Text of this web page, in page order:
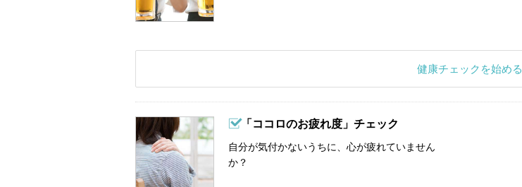
健康チェックを始める
「ココロのお疲れ度」チェック
自分が気付かないうちに、心が疲れていません
か？